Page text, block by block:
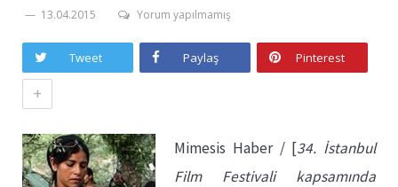
13.04.2015 Yorum yapılmamış
Tweet Paylaş Pinterest
+
Mimesis Haber / [34. İstanbul
Film Festivali kapsamında